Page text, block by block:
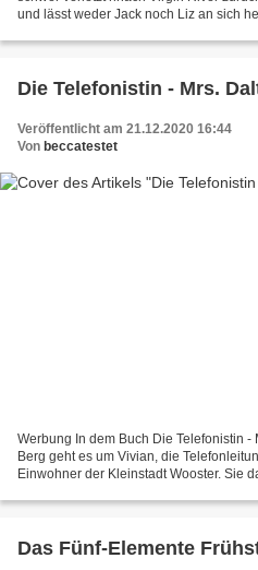
und lässt weder Jack noch Liz an sich
Die Telefonistin - Mrs.
Veröffentlicht am 21.12.2020 16:44
Von beccatestet
Werbung In dem Buch Die Telefonistin -
Berg geht es um Vivian, die
Einwohner der Kleinstadt Wooster. Sie
Das Fünf-Elemente